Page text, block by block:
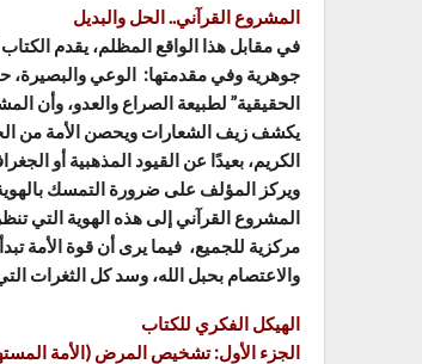
المشروع القرآني.. الحل والبديل
في مقابل هذا الواقع المظلم، يقدم
جوهرية وفي مقدمتها: الوعي والبصيرة،
الحقيقية” لطبيعة الصراع والعدو، وأن
يكشف زيف الشعارات ويحصن الأمة من
الكريم، بعيدًا عن القيود المذهبية أو
ويركز المؤلف على ضرورة التمسك
المشروع القرآني إلى هذه الهوية التي
مركزية للجميع، فيما يرى أن قوة الأمة
والاعتصام بحبل الله، وسد كل الثغرات
الهيكل الفكري للكتاب
الجزء الأول: تشخيص المرض (الأمة